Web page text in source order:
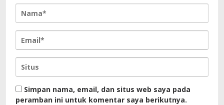
Simpan nama, email, dan situs web saya pada
peramban ini untuk komentar saya berikutnya.